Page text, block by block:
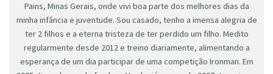
Pains, Minas Gerais, onde vivi boa parte dos melhores dias da
minha infância e juventude. Sou casado, tenho a imensa alegria de
ter 2 filhos e a eterna tristeza de ter perdido um filho. Medito
regularmente desde 2012 e treino diariamente, alimentando a
esperança de um dia participar de uma competição Ironman. Em